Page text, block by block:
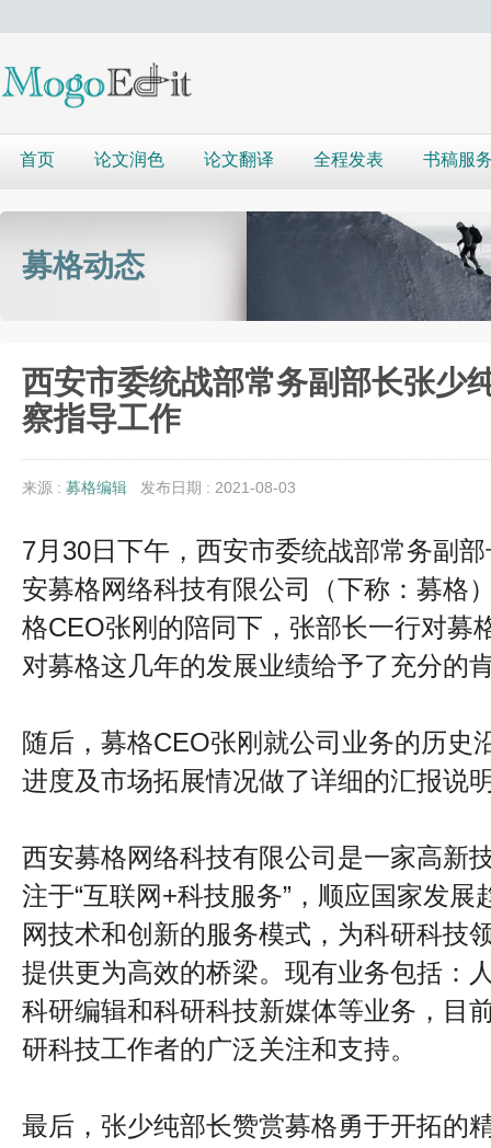
首页 论文润色 论文翻译 全程发表 书稿服
募格动态
西安市委统战部常务副部长张少
察指导工作
来源 : 募格编辑 发布日期 : 2021-08-03
7月30日下午，西安市委统战部常务副
安募格网络科技有限公司（下称：募格
格CEO张刚的陪同下，张部长一行对募
对募格这几年的发展业绩给予了充分的
随后，募格CEO张刚就公司业务的历史
进度及市场拓展情况做了详细的汇报说
西安募格网络科技有限公司是一家高新
注于“互联网+科技服务”，顺应国家发
网技术和创新的服务模式，为科研科技
提供更为高效的桥梁。现有业务包括：
科研编辑和科研科技新媒体等业务，目
研科技工作者的广泛关注和支持。
最后，张少纯部长赞赏募格勇于开拓的